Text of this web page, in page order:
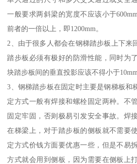
一般要求两斜梁的宽度不应该小于
前者的一倍以上，即1200mm。
2、由于很多人都会在钢梯踏步板上下来
踏步板必须有极好的防滑性能，同时为
块踏步板间的垂直投影应该不得小于10mm
3、钢梯踏步板在固定时主要是钢梯板和
定方式一般有焊接和螺栓固定两种。不
固定牢固，否则极易引发安全事故。焊
在梯梁上，对于踏步板的侧板就不需要
定方式价钱方面要优惠一些，但是不易
方式就会用到侧板，因为需要在侧板上